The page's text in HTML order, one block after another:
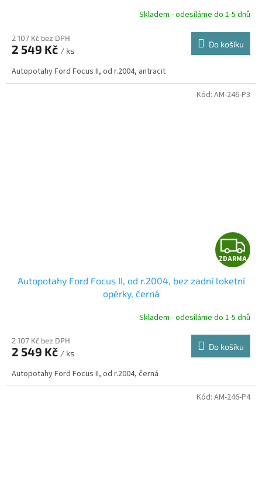
R
Skladem - odesíláme do 1-5 dnů
2 107 Kč bez DPH
2 549 Kč / ks
Do košíku
Autopotahy Ford Focus II, od r.2004, antracit
Z
D
R
ZDARMA
Autopotahy Ford Focus II, od r.2004, bez zadní loketní
opěrky, černá
Skladem - odesíláme do 1-5 dnů
2 107 Kč bez DPH
2 549 Kč / ks
Do košíku
Autopotahy Ford Focus II, od r.2004, černá
Kód: AM-246-P3
Kód: AM-246-P4